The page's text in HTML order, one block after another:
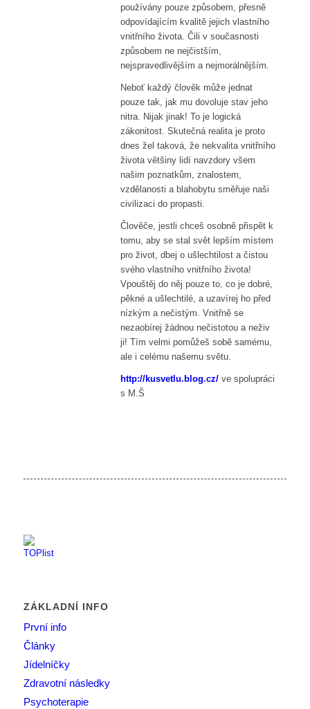
používány pouze způsobem, přesně
odpovídajícím kvalitě jejich vlastního
vnitřního života. Čili v současnosti
způsobem ne nejčistším,
nejspravedlivějším a nejmorálnějším.
Neboť každý člověk může jednat
pouze tak, jak mu dovoluje stav jeho
nitra. Nijak jinak! To je logická
zákonitost. Skutečná realita je proto
dnes žel taková, že nekvalita vnitřního
života většiny lidí navzdory všem
našim poznatkům, znalostem,
vzdělanosti a blahobytu směřuje naši
civilizaci do propasti.
Člověče, jestli chceš osobně přispět k
tomu, aby se stal svět lepším místem
pro život, dbej o ušlechtilost a čistou
svého vlastního vnitřního života!
Vpouštěj do něj pouze to, co je dobré,
pěkné a ušlechtilé, a uzavírej ho před
nízkým a nečistým. Vnitřně se
nezaobírej žádnou nečistotou a neživ
ji! Tím velmi pomůžeš sobě samému,
ale i celému našemu světu.
http://kusvetlu.blog.cz/ve spolupráci
s M.Š
ZÁKLADNÍ INFO
První info
Články
Jídelníčky
Zdravotní následky
Psychoterapie